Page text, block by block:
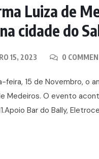
Luiza de
cidade do
15, 2023 0
15 de Novembro, o
Medeiros. O evento
Bar do Bally,